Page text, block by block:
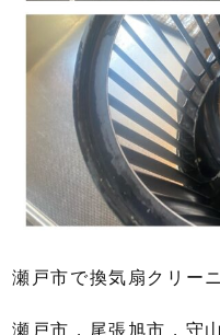
瀬戸市で換気扇クリー
瀬戸市，尾張旭市，守